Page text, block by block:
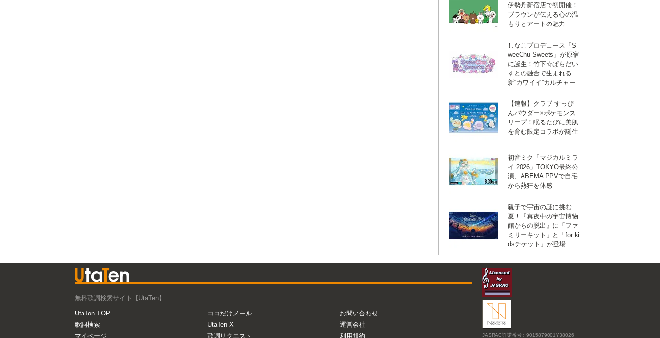
伊勢丹新宿店で初開催！
ブラウンが伝える心の温
もりとアートの魅力
しなこプロデュース「S
weeChu Sweets」が原宿
に誕生！竹下☆ぱらだい
すとの融合で生まれる
新“カワイイ”カルチャー
【速報】クラブ すっぴ
んパウダー×ポケモンス
リープ！眠るたびに美肌
を育む限定コラボが誕生
初音ミク「マジカルミラ
イ 2026」TOKYO最終公
演、ABEMA PPVで自宅
から熱狂を体感
親子で宇宙の謎に挑む
夏！『真夜中の宇宙博物
館からの脱出』に「ファ
ミリーキット」と「for ki
dsチケット」が登場
無料歌詞検索サイト【UtaTen】
UtaTen TOP
歌詞検索
マイページ
ココだけメール
UtaTen X
歌詞リクエスト
お問い合わせ
運営会社
利用規約
JASRAC許諾番号：9015879001Y38026